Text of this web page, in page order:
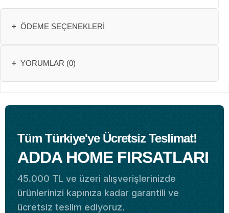
+ ÖDEME SEÇENEKLERI
+ YORUMLAR (0)
Tüm Türkiye'ye Ücretsiz Teslimat!
ADDA HOME FIRSATLARI
45.000 TL ve üzeri alışverişlerinizde
ürünlerinizi kapınıza kadar garantili ve
ücretsiz teslim ediyoruz.